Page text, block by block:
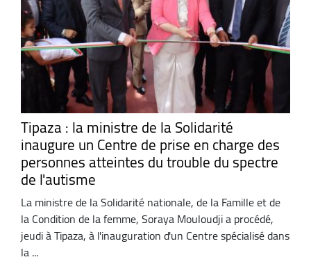
Tipaza : la ministre de la Solidarité
inaugure un Centre de prise en charge des
personnes atteintes du trouble du spectre
de l'autisme
La ministre de la Solidarité nationale, de la Famille et de
la Condition de la femme, Soraya Mouloudji a procédé,
jeudi à Tipaza, à l'inauguration d'un Centre spécialisé dans
la ...